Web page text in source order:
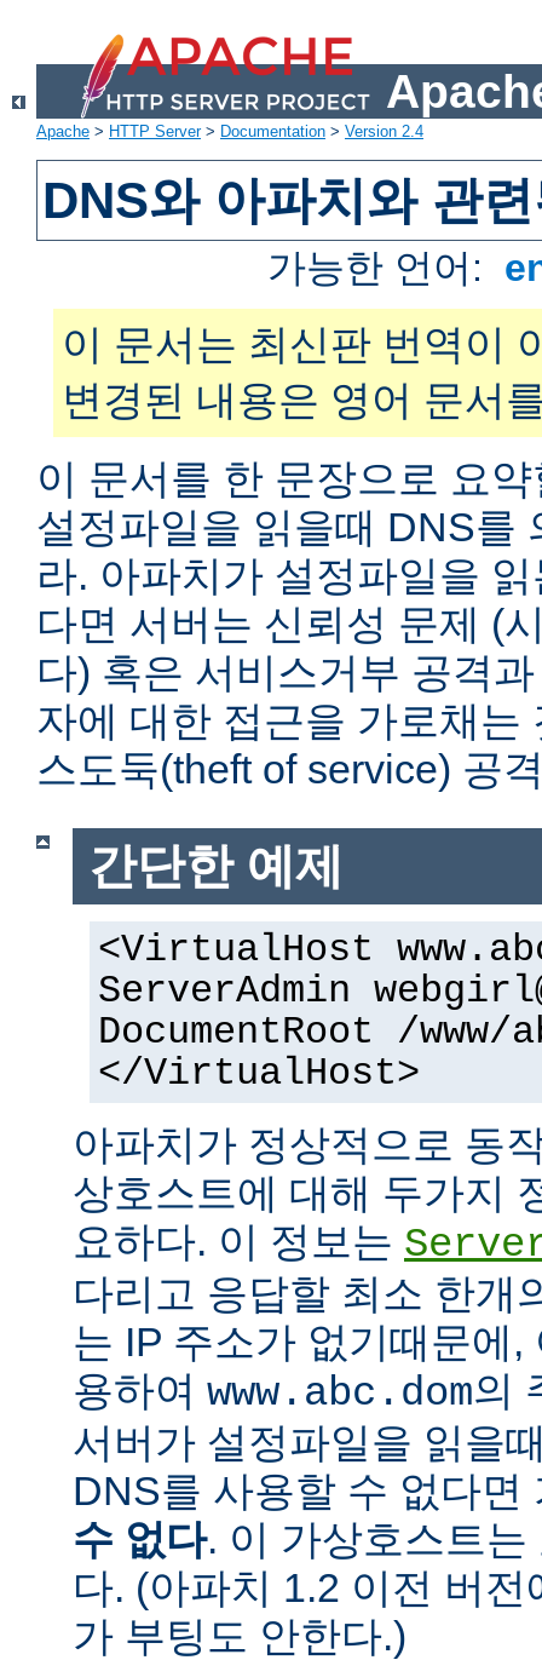
Apache > HTTP Server> Documentation > Version 2.4
DNS와 아파치와 관
가능한 언어:
이 문서는 최신판 번역이
변경된 내용은 영어 문서
이 문서를 한 문장으로 요
설정파일을 읽을때 DNS를
라. 아파치가 설정파일을
다면 서버는 신뢰성 문제 (
다) 혹은 서비스거부 공격
자에 대한 접근을 가로채는
스도둑(theft of service) 공
간단한 예제
<VirtualHost
ServerAdmin
DocumentRoot /www/
</VirtualHost>
아파치가 정상적으로 동
상호스트에 대해 두가지
요하다. 이 정보는
다리고 응답할 최소 한개
는 IP 주소가 없기때문에
용하여 www.abc.dom의
서버가 설정파일을 읽을
DNS를 사용할 수 없다
수 없다. 이 가상호스트
다. (아파치 1.2 이전 버
가 부팅도 안한다.)